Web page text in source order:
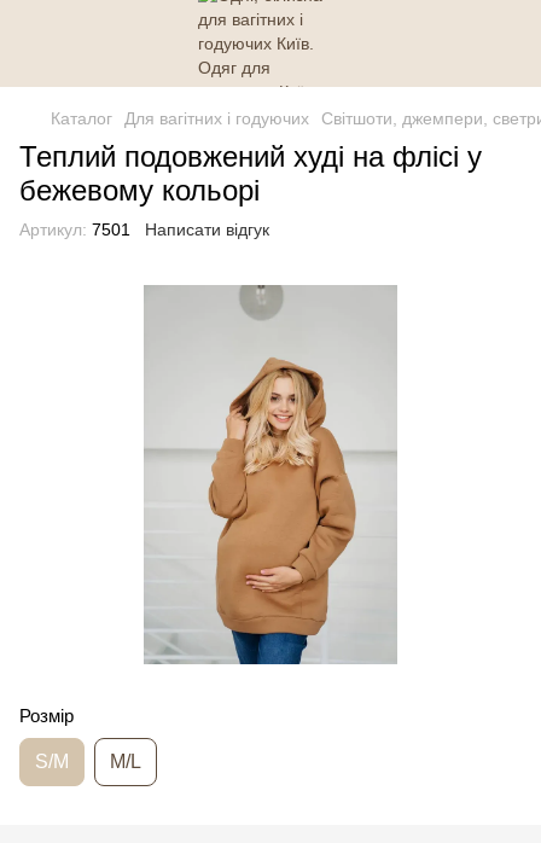
Каталог Для вагітних і годуючих Світшоти, джемпери,
Теплий подовжений худі на флісі у
бежевому кольорі
Артикул: 7501 Написати відгук
Розмір
S/M M/L